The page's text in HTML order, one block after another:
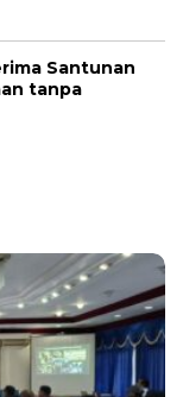
Santunan
tanpa